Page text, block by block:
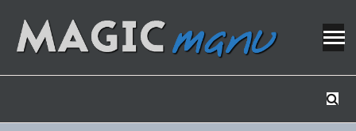
content